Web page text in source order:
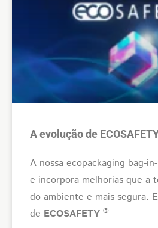
A evolução de
A nossa ecopackaging bag-
e incorpora melhorias que a
do ambiente e mais segura.
de ECOSAFETY ®